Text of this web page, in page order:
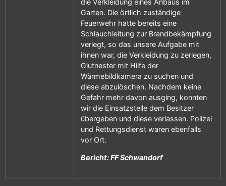
die Verkleidung eines Anbaus im
Garten. Die örtlich zuständige
Feuerwehr hatte bereits eine
Schlauchleitung zur Brandbekämpfung
verlegt, so das unsere Aufgabe mit
ihnen war, die Verkleidung zu zerlegen,
Glutnester mit Hilfe der
Wärmebildkamera zu suchen und
diese abzulöschen. Nachdem keine
Gefahr mehr davon ausging, konnten
wir die Einsatzstelle dem Besitzer
übergeben und diese verlassen. Polizei
und Rettungsdienst waren ebenfalls
vor Ort.
Bericht: FF Schwandorf